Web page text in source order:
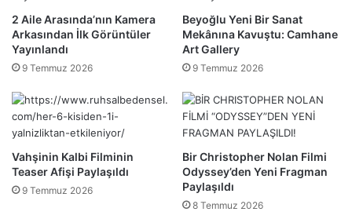
2 Aile Arasında’nın Kamera
Arkasından İlk Görüntüler
Yayınlandı
9 Temmuz 2026
Beyoğlu Yeni Bir Sanat
Mekânına Kavuştu: Camhane
Art Gallery
9 Temmuz 2026
Vahşinin Kalbi Filminin
Teaser Afişi Paylaşıldı
9 Temmuz 2026
Bir Christopher Nolan Filmi
Odyssey’den Yeni Fragman
Paylaşıldı
8 Temmuz 2026